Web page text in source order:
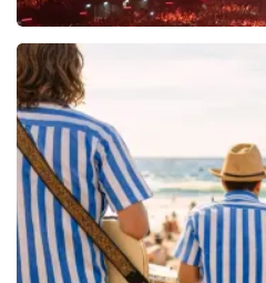
Vrienden Van Amstel Live
BEKIJKEN